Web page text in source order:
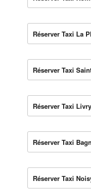
Réserver Taxi La
Réserver Taxi
Réserver Taxi
Réserver Taxi
Réserver Taxi